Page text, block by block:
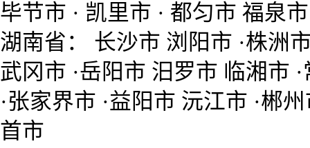
毕节市 · 凯里市 · 都匀市 福泉市
湖南省： 长沙市 浏阳市 ·株洲
武冈市 ·岳阳市 汨罗市 临湘市
·张家界市 ·益阳市 沅江市 ·郴
首市